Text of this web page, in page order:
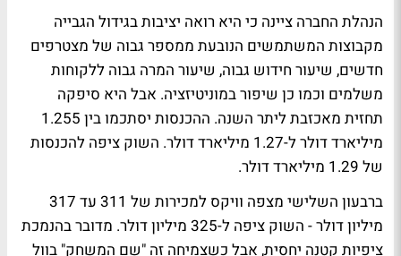
הנהלת החברה ציינה כי היא רואה יציבות בגידול הגבייה
מקבוצות המשתמשים הנובעת ממספר גבוה של מצטרפים
חדשים, שיעור חידוש גבוה, שיעור המרה גבוה ללקוחות
משלמים וכמו כן שיפור במוניטיזציה. אבל היא סיפקה
תחזית מאכזבת ליתר השנה. ההכנסות יסתכמו בין 1.255
מיליארד דולר ל-1.27 מיליארד דולר. השוק ציפה להכנסות
של 1.29 מיליארד דולר.
ברבעון השלישי מצפה וויקס למכירות של 311 עד 317
מיליון דולר - השוק ציפה ל-325 מיליון דולר. מדובר בהנמכת
ציפיות קטנה יחסית, אבל כשצמיחה זה "שם המשחק" בוול